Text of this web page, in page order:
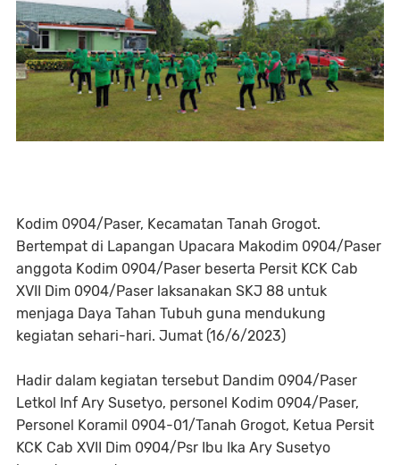
Kodim 0904/Paser, Kecamatan Tanah Grogot.
Bertempat di Lapangan Upacara Makodim 0904/Paser
anggota Kodim 0904/Paser beserta Persit KCK Cab
XVII Dim 0904/Paser laksanakan SKJ 88 untuk
menjaga Daya Tahan Tubuh guna mendukung
kegiatan sehari-hari. Jumat (16/6/2023)
Hadir dalam kegiatan tersebut Dandim 0904/Paser
Letkol Inf Ary Susetyo, personel Kodim 0904/Paser,
Personel Koramil 0904-01/Tanah Grogot, Ketua Persit
KCK Cab XVII Dim 0904/Psr Ibu Ika Ary Susetyo